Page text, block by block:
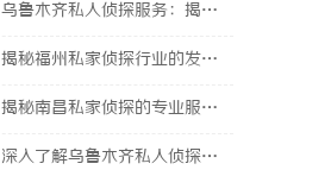
乌鲁木齐私人侦探服务：揭秘专业调查背后的故事与应用
揭秘福州私家侦探行业的发展与应用现状
揭秘南昌私家侦探的专业服务与行业现状全面解析
深入了解乌鲁木齐私人侦探行业的现状与发展趋势